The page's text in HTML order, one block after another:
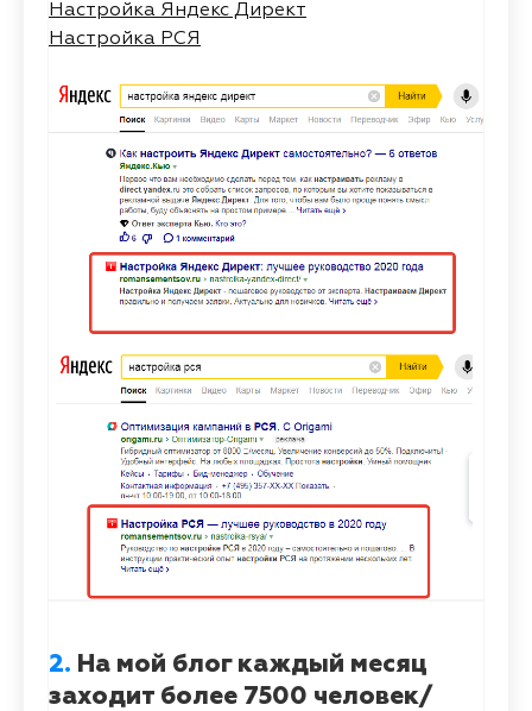
Настройка Яндекс Директ
Настройка РСЯ
2. На мой блог каждый месяц
заходит более 7500 человек/